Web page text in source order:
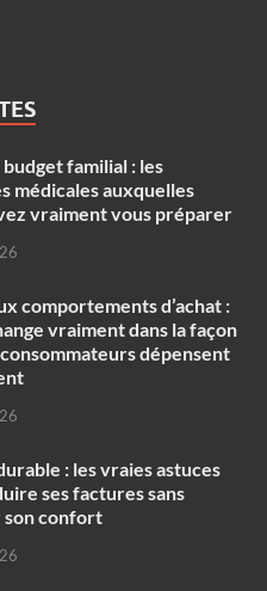
familial : les
médicales auxquelles
vraiment vous préparer
comportements d’achat :
vraiment dans la façon
dépensent
: les vraies astuces
ses factures sans
confort